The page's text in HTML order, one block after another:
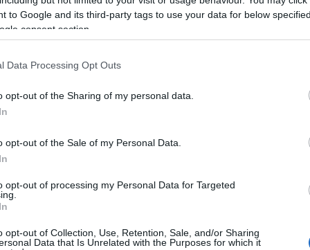
to Google and its third-party tags to use your data for below
consent section.
Data Processing Opt Outs
opt-out of the Sharing of my personal data.
opt-out of the Sale of my Personal Data.
opt-out of processing my Personal Data for Targeted
opt-out of Collection, Use, Retention, Sale, and/or Sharing
Data that Is Unrelated with the Purposes for which it
utasai is egész társadalmunk
színpadi térbe sűríteni egy, adott esetben
bérház valóságát. Lakók és bérlők,
vagy mennek el egymás mellett köszönés
zsúfolt lesz - el kell helyeznünk a húszfős
TÁRSASÁG - MODERN SZÍNHÁZ
INTÉZET - LABOR
0.1